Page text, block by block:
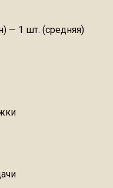
— 1 шт. (средняя)